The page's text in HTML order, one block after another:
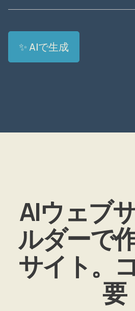
✨ AIで生成
AIウェブ
ルダーで
サイト。
要